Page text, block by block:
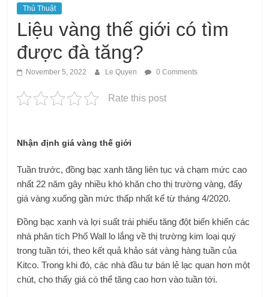
Thủ Thuật
Liệu vàng thế giới có tìm
được đà tăng?
November 5, 2022 Le Quyen 0 Comments
Rate this post
Nhận định giá vàng thế giới
Tuần trước, đồng bạc xanh tăng liên tục và chạm mức cao
nhất 22 năm gây nhiều khó khăn cho thị trường vàng, đẩy
giá vàng xuống gần mức thấp nhất kể từ tháng 4/2020.
Đồng bạc xanh và lợi suất trái phiếu tăng đột biến khiến các
nhà phân tích Phố Wall lo lắng về thị trường kim loại quý
trong tuần tới, theo kết quả khảo sát vàng hàng tuần của
Kitco. Trong khi đó, các nhà đầu tư bán lẻ lạc quan hơn một
chút, cho thấy giá có thể tăng cao hơn vào tuần tới.